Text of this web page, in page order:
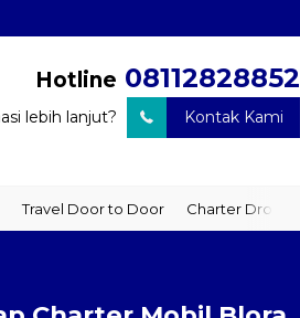
Hotline 08112828852
lebih lanjut? Kontak Kami
Door to Door Charter Drop Off